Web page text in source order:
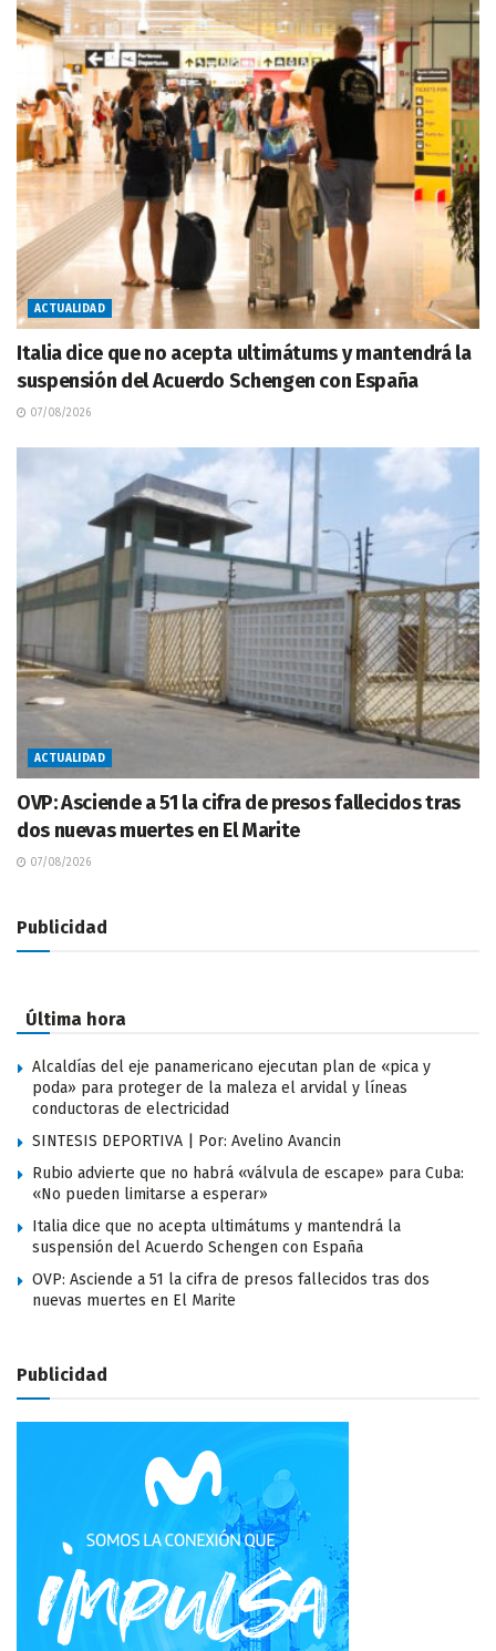
ACTUALIDAD
Italia dice que no acepta ultimátums y mantendrá la
suspensión del Acuerdo Schengen con España
07/08/2026
ACTUALIDAD
OVP: Asciende a 51 la cifra de presos fallecidos tras
dos nuevas muertes en El Marite
07/08/2026
Publicidad
Última hora
Alcaldías del eje panamericano ejecutan plan de «pica y
poda» para proteger de la maleza el arvidal y líneas
conductoras de electricidad
SINTESIS DEPORTIVA | Por: Avelino Avancin
Rubio advierte que no habrá «válvula de escape» para Cuba:
«No pueden limitarse a esperar»
Italia dice que no acepta ultimátums y mantendrá la
suspensión del Acuerdo Schengen con España
OVP: Asciende a 51 la cifra de presos fallecidos tras dos
nuevas muertes en El Marite
Publicidad